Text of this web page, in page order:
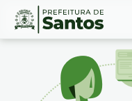
Ir
Conteúdo